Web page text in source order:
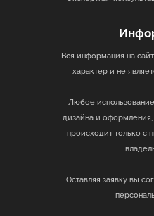
Вся информация на
характер и не
Любое
дизайна и
происходит только с
Оставляя заявку вы